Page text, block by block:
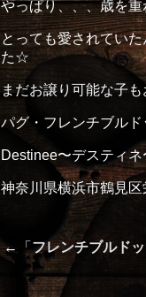
やっぱり、、、歳を
とっても愛されてい
た☆
まだお譲り可能な子
パグ・フレンチブル
Destinee〜デスティネ
神奈川県横浜市鶴見
←「 フレンチブルド